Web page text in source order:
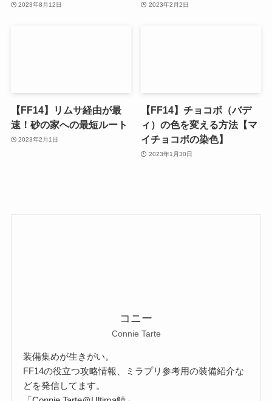
2023年8月12日 2023年2月2日
【FF14】リムサ経由が最
速！砂の家への最短ルート
2023年2月1日
【FF14】チョコボ（バデ
ィ）の色を変える方法【マ
イチョコボの染色】
2023年1月30日
コニー
Connie Tarte
装備集めが生きがい。
FF14の役立つ攻略情報、ミラプリ参考用の装備紹介な
どを発信してます。